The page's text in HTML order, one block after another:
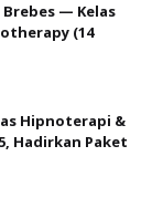
— Kelas
(14
Hipnoterapi &
Hadirkan Paket